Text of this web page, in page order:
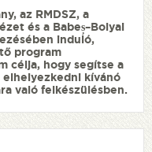
az RMDSZ, a
és a Babeș–Bolyai
induló,
program
célja, hogy segítse a
elhelyezkedni kívánó
való felkészülésben.